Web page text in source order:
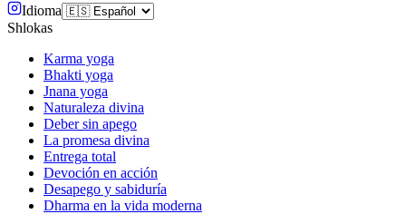
Idioma
Shlokas
Karma yoga
Bhakti yoga
Jnana yoga
Naturaleza divina
Deber sin apego
La promesa divina
Entrega total
Devoción en acción
Desapego y sabiduría
Dharma en la vida moderna